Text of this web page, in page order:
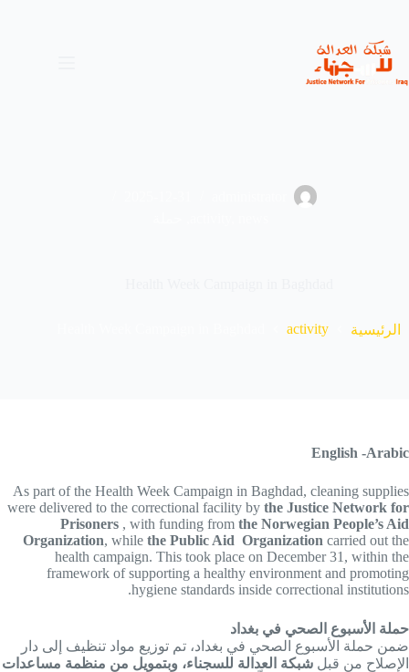
المحتوى
الرئيسية activity
English -Arabic
As part of the Health Week Campaign in Baghdad, cleaning supplies
were delivered to the correctional facility by the Justice Network for
Prisoners , with funding from the Norwegian People’s Aid
Organization, while the Public Aid Organization carried out the
health campaign. This took place on December 31, within the
framework of supporting a healthy environment and promoting
hygiene standards inside correctional institutions.
حملة الأسبوع الصحي في بغداد
ضمن حملة الأسبوع الصحي في بغداد، تم توزيع مواد تنظيف إلى دار
الإصلاح من قبل شبكة العدالة للسجناء، وبتمويل من منظمة مساعدات